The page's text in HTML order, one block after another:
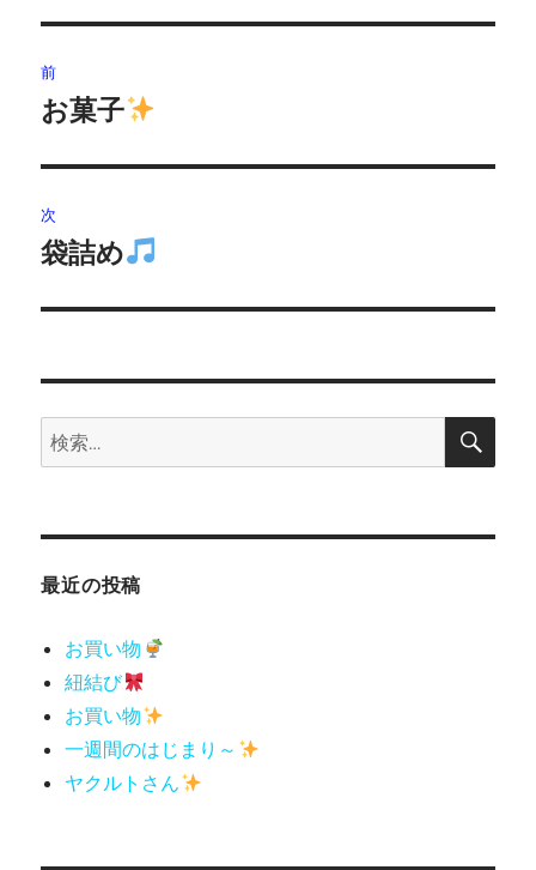
稿
ビ
ゲ
ー
ン
前
前
投
稿:
お菓子
次
次
投
袋詰め
検
索:
検
最近の投稿
お買い物
紐結び
お買い物
一週間のはじまり～
ヤクルトさん